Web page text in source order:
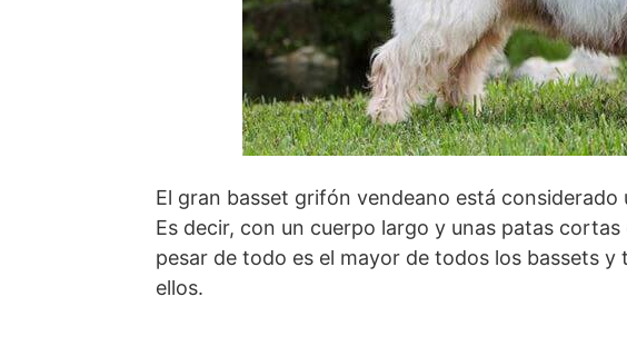
El gran basset grifón vendeano está
Es decir, con un cuerpo largo y unas patas
pesar de todo es el mayor de todos los bassets
ellos.